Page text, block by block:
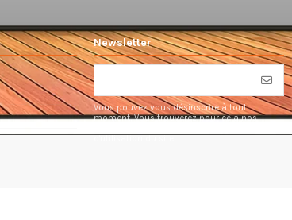
Newsletter
Vous pouvez vous désinscrire à tout
moment. Vous trouverez pour cela nos
d'utilisation du site.